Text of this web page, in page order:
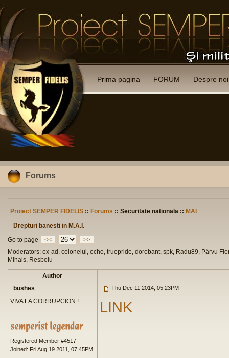
Prima pagina FORUM Despre noi
Forums
Proiect SEMPER FIDELIS :: Forums :: Securitate nationala :: MAI
Drepturi banesti in M.A.I.
Go to page
<<
>>
Moderators: ex-ad, colonelul, echo, truepride, dorobant, spk, Radu89, Pârvu
Mihais, Resboiu
Author
bushes
Thu Dec 11 2014, 05:23PM
VIVA LA CORRUPCION !
Registered Member #4517
Joined: Fri Aug 19 2011, 07:45PM
LINK